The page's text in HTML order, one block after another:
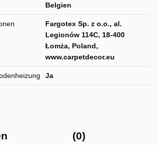
Belgien
Fargotex Sp. z o.o., al.
Legionów 114C, 18-400
Łomża, Poland,
www.carpetdecor.eu
Ja
(0)